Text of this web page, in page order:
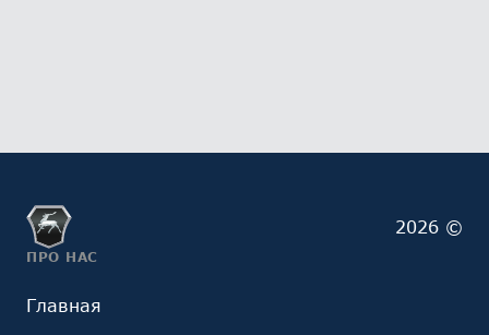
2026 ©
ПРО НАС
Главная